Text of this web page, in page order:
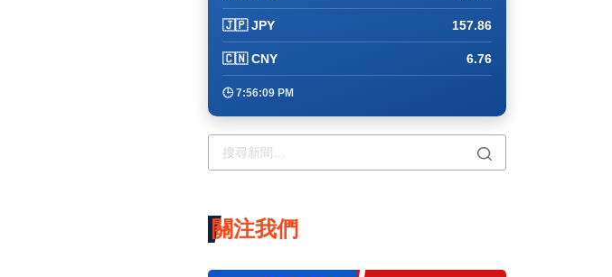
🇯🇵 JPY 157.86
🇨🇳 CNY 6.76
🕒 7:56:09 PM
關注我們